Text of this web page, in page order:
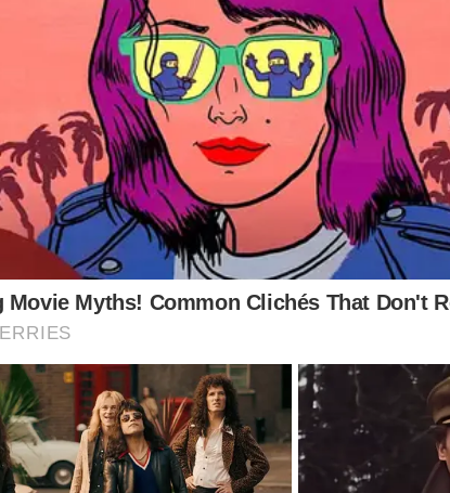
da Sapiência busca não apenas informar, mas
tema principal, a revista também apresenta os
com pesquisadores piauienses que se
mundo.
Sapiência, dedicada ao Piauí e seu compromisso
digital nosite da Fapepiou em https://
para todos que buscam compreender e se inspirar